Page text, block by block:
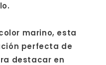
marino, esta
perfecta de
destacar en